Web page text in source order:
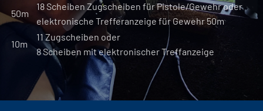
50m
18 Scheiben Zugscheiben für Pistole/Gewehr oder
elektronische Trefferanzeige für Gewehr 50m
10m
11 Zugscheiben oder
8 Scheiben mit elektronischer Treffanzeige